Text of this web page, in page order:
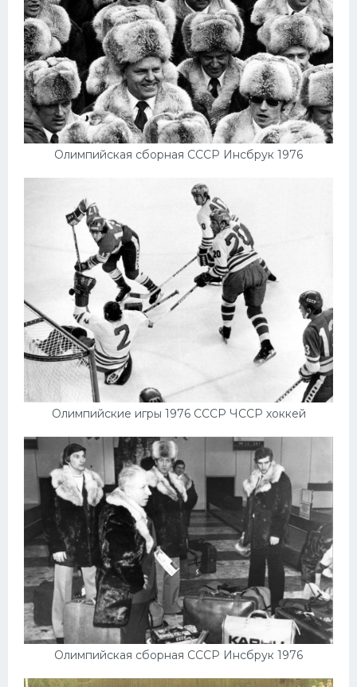
Олимпийская сборная СССР Инсбрук 1976
Олимпийские игры 1976 СССР ЧССР хоккей
Олимпийская сборная СССР Инсбрук 1976